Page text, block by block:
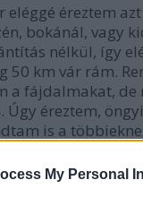
My Personal
eléggé éreztem
bokánál, vagy
nélkül, így
50 km vár rám.
a fájdalmakat, de
éreztem,
is a
ők mondták, hogy